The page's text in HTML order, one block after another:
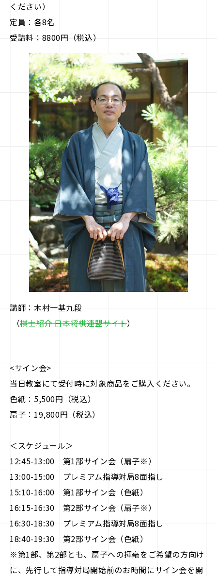
ください）
定員：各8名
受講料：8800円（税込）
講師：木村一基九段
（棋士紹介 日本将棋連盟サイト）
<サイン会>
当日教室にて受付時に対象商品をご購入ください。
色紙：5,500円（税込）
扇子：19,800円（税込）
＜スケジュール＞
12:45-13:00 第1部サイン会（扇子※）
13:00-15:00 プレミアム指導対局8面指し
15:10-16:00 第1部サイン会（色紙）
16:15-16:30 第2部サイン会（扇子※）
16:30-18:30 プレミアム指導対局8面指し
18:40-19:30 第2部サイン会（色紙）
※第1部、第2部とも、扇子への揮毫をご希望の方向け
に、先行して指導対局開始前のお時間にサイン会を開